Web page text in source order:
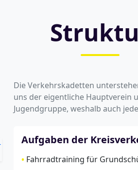
Die Verkehrskadetten
uns der eigentliche Hauptverein
Jugendgruppe, weshalb auch
Aufgaben der
• Fahrradtraining für